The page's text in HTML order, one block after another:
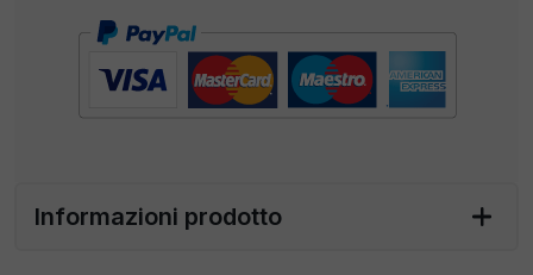
cattura i tuoi sensi. Create per coloro che
non hanno paura di sperimentare sapori
decisi e audaci, sono un invito a esplorare il
lato più coraggioso del gusto. Antipasto
momenti intensi con gli amici o per
Informazioni prodotto